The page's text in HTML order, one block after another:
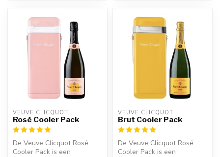
VEUVE CLICQUOT
Rosé Cooler Pack
De Veuve Clicquot Rosé
Cooler Pack is een
VEUVE CLICQUOT
Brut Cooler Pack
De Veuve Clicquot Rosé
Cooler Pack is een